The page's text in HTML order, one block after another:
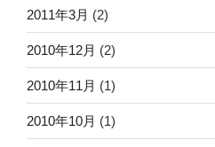
2011年3月 (2)
2010年12月 (2)
2010年11月 (1)
2010年10月 (1)